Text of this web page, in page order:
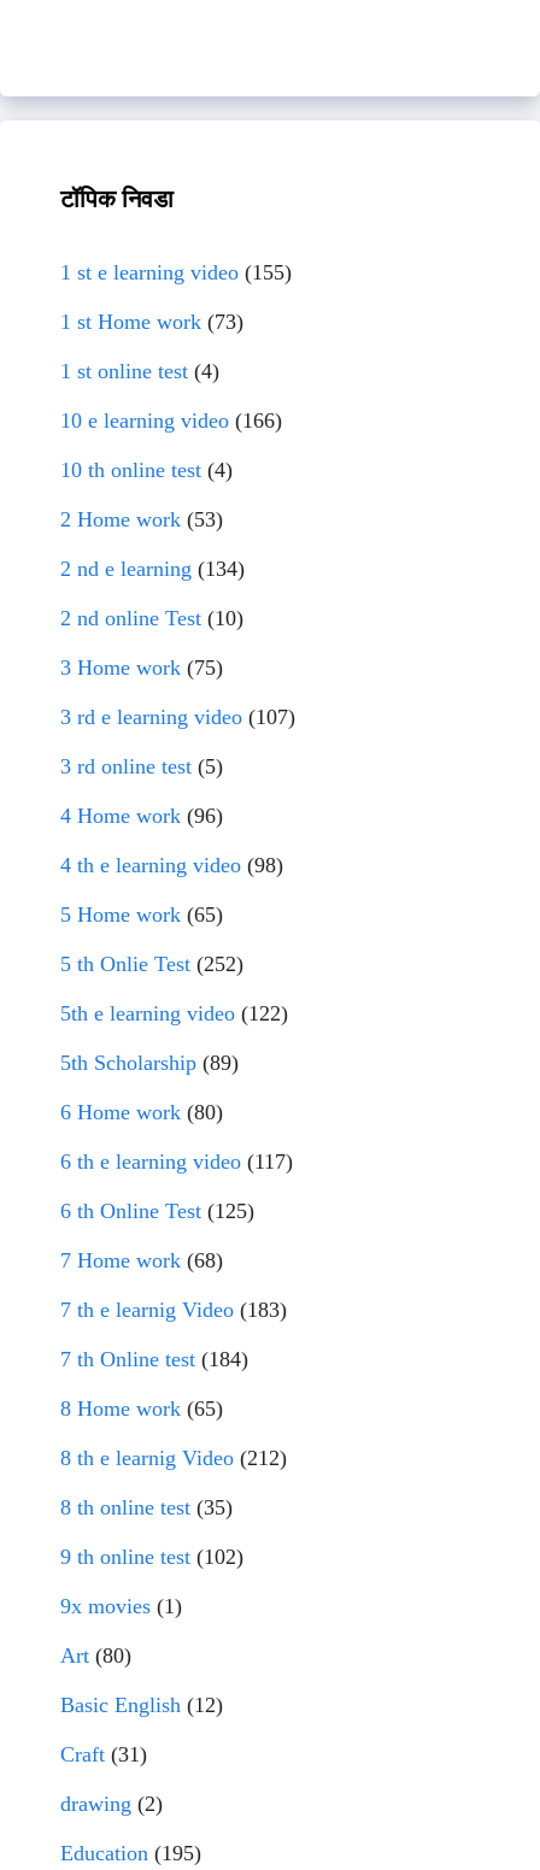
टॉपिक निवडा
1 st e learning video (155)
1 st Home work (73)
1 st online test (4)
10 e learning video (166)
10 th online test (4)
2 Home work (53)
2 nd e learning (134)
2 nd online Test (10)
3 Home work (75)
3 rd e learning video (107)
3 rd online test (5)
4 Home work (96)
4 th e learning video (98)
5 Home work (65)
5 th Onlie Test (252)
5th e learning video (122)
5th Scholarship (89)
6 Home work (80)
6 th e learning video (117)
6 th Online Test (125)
7 Home work (68)
7 th e learnig Video (183)
7 th Online test (184)
8 Home work (65)
8 th e learnig Video (212)
8 th online test (35)
9 th online test (102)
9x movies (1)
Art (80)
Basic English (12)
Craft (31)
drawing (2)
Education (195)